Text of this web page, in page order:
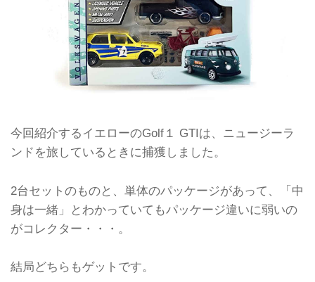
今回紹介するイエローのGolf１ GTIは、ニュージーラ
ンドを旅しているときに捕獲しました。
2台セットのものと、単体のパッケージがあって、「中
身は一緒」とわかっていてもパッケージ違いに弱いの
がコレクター・・・。
結局どちらもゲットです。